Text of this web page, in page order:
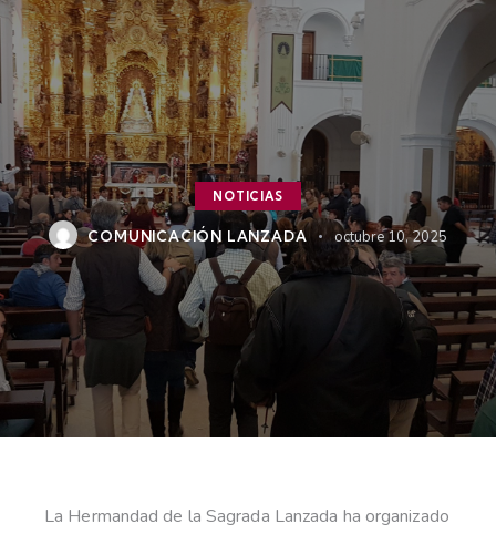
NOTICIAS
COMUNICACIÓN LANZADA octubre 10, 2025
La Hermandad de la Sagrada Lanzada ha organizado